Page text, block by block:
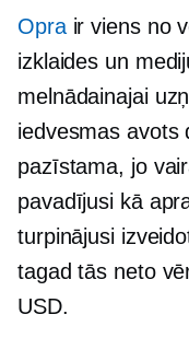
Oprair viens no
izklaides un
melnādainajai
iedvesmas avots
pazīstama, jo
pavadījusi kā
turpinājusi
tagad tās neto
USD.